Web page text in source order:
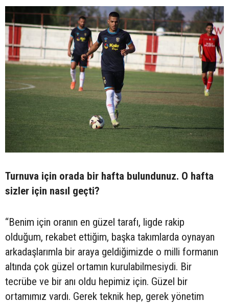
Turnuva için orada bir hafta bulundunuz. O hafta
sizler için nasıl geçti?
“Benim için oranın en güzel tarafı, ligde rakip
olduğum, rekabet ettiğim, başka takımlarda oynayan
arkadaşlarımla bir araya geldiğimizde o milli formanın
altında çok güzel ortamın kurulabilmesiydi. Bir
tecrübe ve bir anı oldu hepimiz için. Güzel bir
ortamımız vardı. Gerek teknik hep, gerek yönetim